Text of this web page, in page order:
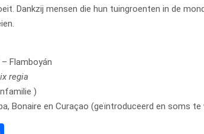
Dankzij mensen die hun tuingroenten in de
Flamboyán
regia
)
Bonaire en Curaçao (geïntroduceerd en soms te